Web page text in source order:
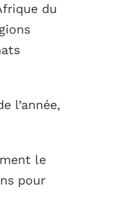
du
l’année,
le
pour